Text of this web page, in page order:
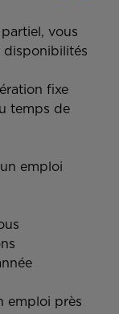
vous
disponibilités
fixe
temps de
emploi
emploi près